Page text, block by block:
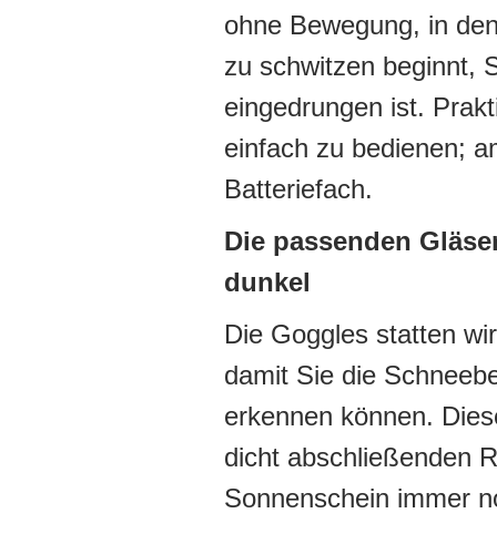
ohne Bewegung, in
zu schwitzen beginnt,
eingedrungen ist.
einfach zu bedienen;
Batteriefach.
Die passenden
dunkel
Die Goggles statten
damit Sie die
erkennen können.
dicht abschließenden
Sonnenschein immer